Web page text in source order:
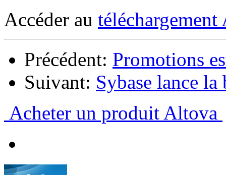
Accéder au
Précédent: Promotions
Suivant: Sybase lance
Acheter un produit Altova